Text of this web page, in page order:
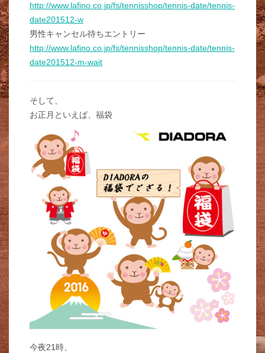
http://www.lafino.co.jp/fs/tennisshop/tennis-date/tennis-
date201512-w
男性キャンセル待ちエントリー
http://www.lafino.co.jp/fs/tennisshop/tennis-date/tennis-
date201512-m-wait
そして、
お正月といえば、福袋
今夜21時、